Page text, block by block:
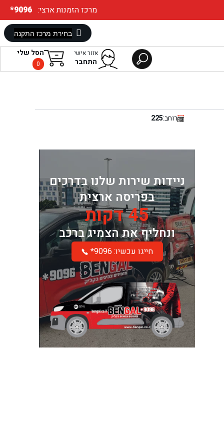
*9096 :מרכז הזמנות ארצי
הסל שלי
0
אזור אישי
התחבר
רוחב:225
ניידות שירות שלנו בדרכים
בפריסה ארצית
45 דקות
ונחליף את הצמיג ברכב
*חייגו עכשיו: 9096